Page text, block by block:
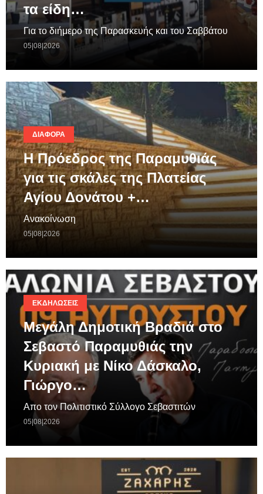
τα είδη…
Για το διήμερο της Παρασκευής και του Σαββάτου
05|08|2026
ΔΙΆΦΟΡΑ
Η Πρόεδρος της Παραμυθιάς
για τις σκάλες της Πλατείας
Αγίου Δονάτου +…
Ανακοίνωση
05|08|2026
ΕΚΔΗΛΏΣΕΙΣ
Μεγάλη Δημοτική Βραδιά στο
Σεβαστό Παραμυθιάς την
Κυριακή με Νίκο Δάσκαλο,
Γιώργο…
Απο τον Πολιτιστικό Σύλλογο Σεβαστιτών
05|08|2026